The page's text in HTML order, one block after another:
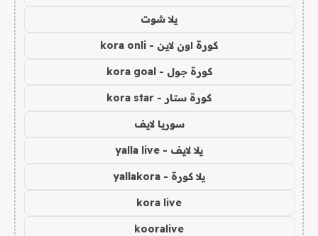
يلا شوت
كورة اون لاين - kora onli
كورة جول - kora goal
كورة ستار - kora star
سوريا لايف
يلا لايف - yalla live
يلا كورة - yallakora
kora live
kooralive